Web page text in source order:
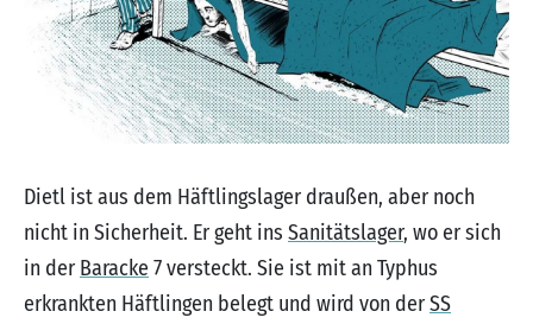
Dietl ist aus dem Häftlingslager draußen, aber noch
nicht in Sicherheit. Er geht ins Sanitätslager, wo er sich
in der Baracke 7 versteckt. Sie ist mit an Typhus
erkrankten Häftlingen belegt und wird von derSS